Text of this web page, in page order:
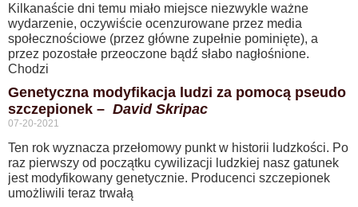
Kilkanaście dni temu miało miejsce niezwykle ważne
wydarzenie, oczywiście ocenzurowane przez media
społecznościowe (przez główne zupełnie pominięte), a
przez pozostałe przeoczone bądź słabo nagłośnione.
Chodzi
Genetyczna modyfikacja ludzi za pomocą pseudo
szczepionek – David Skripac
07-20-2021
Ten rok wyznacza przełomowy punkt w historii ludzkości. Po
raz pierwszy od początku cywilizacji ludzkiej nasz gatunek
jest modyfikowany genetycznie. Producenci szczepionek
umożliwili teraz trwałą